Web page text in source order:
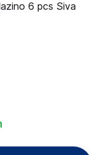
6 pcs Siva